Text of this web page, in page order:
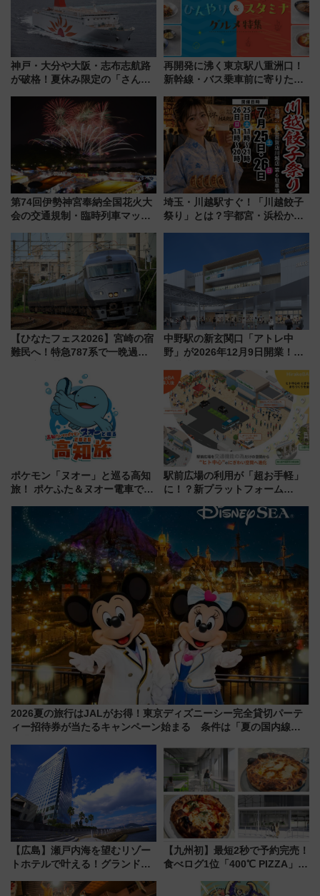
神戸・大分や大阪・志布志航路
が破格！夏休み限定の「さんふ
ート 夕朝食ビュッフェ付きで
快適な船旅はいかが？
再開発に沸く東京駅八重洲口！
新幹線・バス乗車前に寄りたい
やり＆スタミナグルメ」6選【新
店舗も！】
第74回伊勢神宮奉納全国花火大
会の交通規制・臨時列車マッ
セス
埼玉・川越駅すぐ！「川越餃子
祭り」とは？宇都宮・浜松から
を食べ比べ【7月25日・26日開
【ひなたフェス2026】宮崎の宿
難民へ！特急787系で一晩過ご
ローおひさま」が救世主に？
中野駅の新玄関口「アトレ中
野」が2026年12月9日開業！新
注目スポット
ポケモン「ヌオー」と巡る高知
旅！ ポケふた＆ヌオー電車で楽
路の絶景と絶品グルメを満喫！
（7月18日スタート）
駅前広場の利用が「超お手軽」
に！？新プラットフォーム
マホで簡単申請 物販や演奏会な
どに【JR東日本】
2026夏の旅行はJALがお得！東京ディズニーシー完全貸切パーテ
ィー招待券が当たるキャンペーン始まる 条件は「夏の国内線に2
【広島】瀬戸内海を望むリゾー
トホテルで叶える！グランドプ
ディング＆カジュアルパーティ
【九州初】最短2秒で予約完売！
食べログ1位「400℃ PIZZA」が
プン。もつ鍋風など限定メニュ